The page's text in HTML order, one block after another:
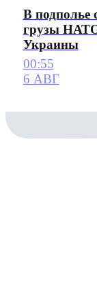
В подполье
грузы НАТО
Украины
00:55
6 АВГ